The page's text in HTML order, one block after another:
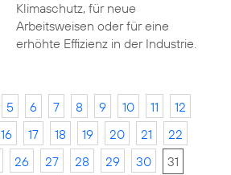
Klimaschutz, für neue
Arbeitsweisen oder für eine
erhöhte Effizienz in der Industrie.
5 6 7 8 9 10 11
12
16 17 18 19 20 21
22
26 27 28 29 30
31